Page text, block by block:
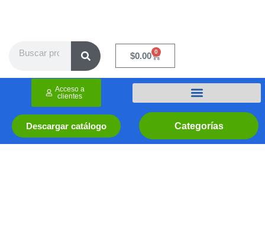
$0.00 0
Cart
Categorías
Descargar catálogo
Acceso a
clientes